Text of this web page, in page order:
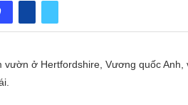
vườn ở Hertfordshire, Vương quốc